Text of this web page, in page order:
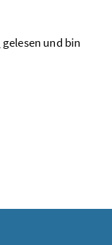
gelesen und bin